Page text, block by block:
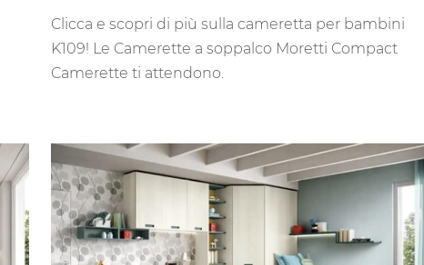
Clicca e scopri di più sulla cameretta per bambini
K109! Le Camerette a soppalco Moretti Compact
Camerette ti attendono.